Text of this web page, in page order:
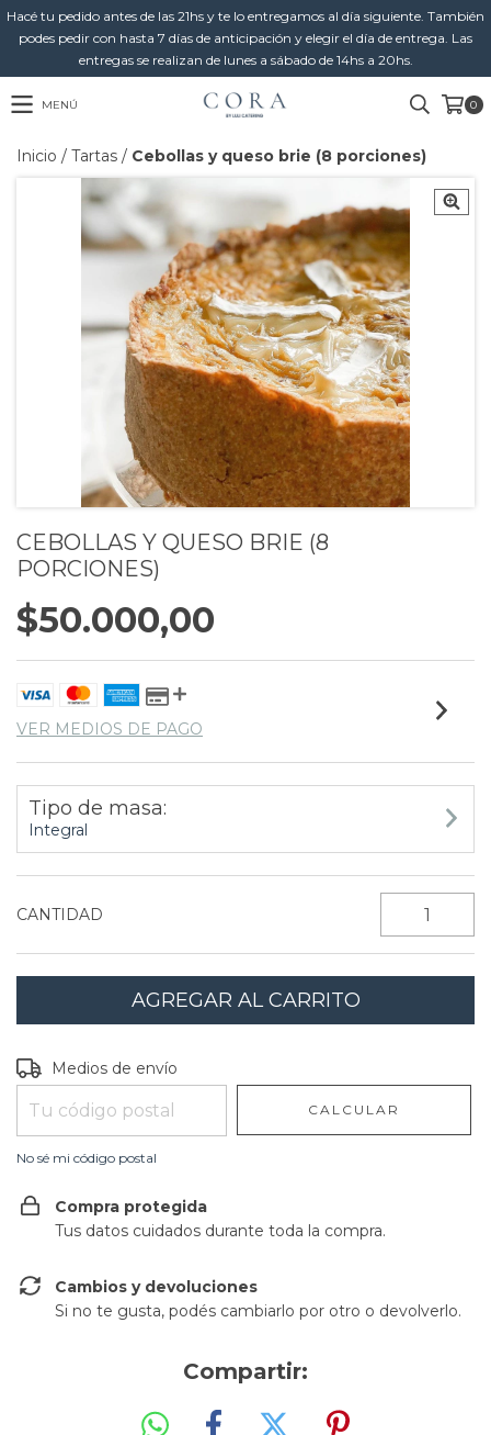
Hacé tu pedido antes de las 21hs y te lo entregamos al día siguiente. También
podes pedir con hasta 7 días de anticipación y elegir el día de entrega. Las
entregas se realizan de lunes a sábado de 14hs a 20hs.
MENÚ 0
Inicio / Tartas / Cebollas y queso brie (8 porciones)
CEBOLLAS Y QUESO BRIE (8
PORCIONES)
$50.000,00
VER MEDIOS DE PAGO
Tipo de masa:
Integral
CANTIDAD
Entregas para el CP:
Medios de envío
CALCULAR
No sé mi código postal
Compra protegida
Tus datos cuidados durante toda la compra.
Cambios y devoluciones
Si no te gusta, podés cambiarlo por otro o devolverlo.
Compartir: